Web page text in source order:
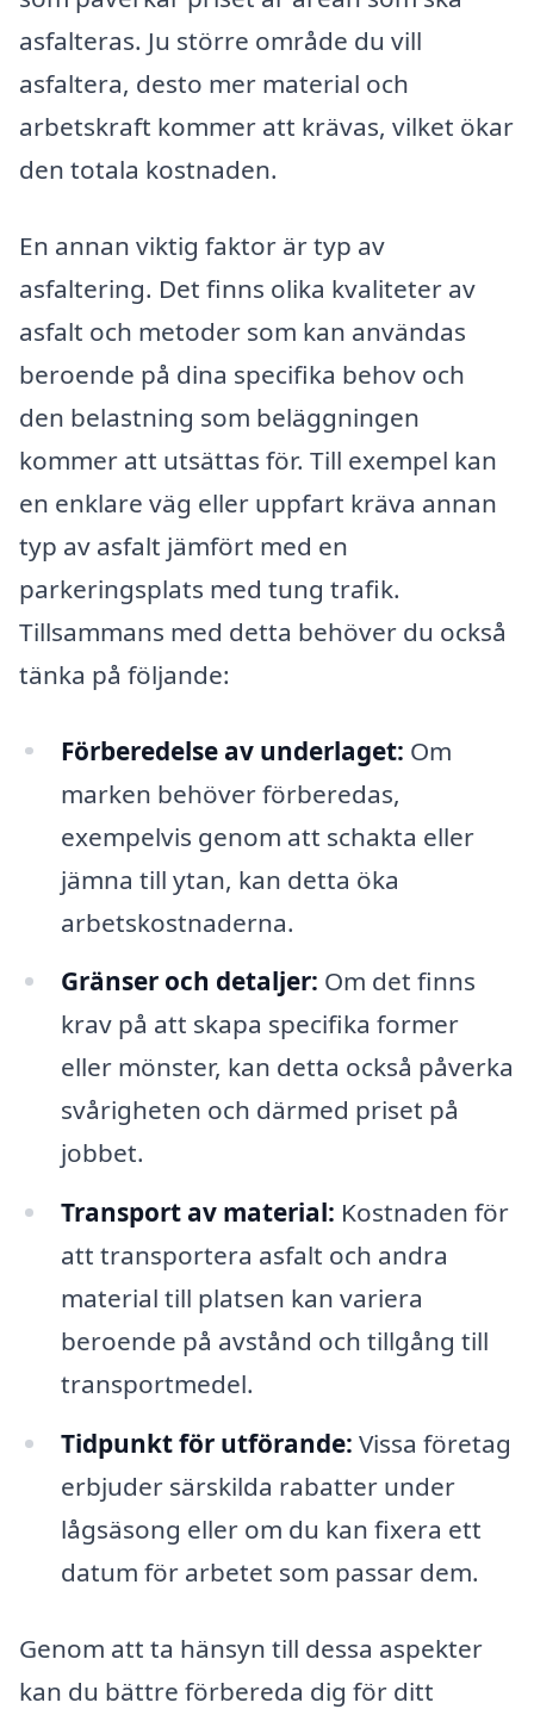
asfalteras. Ju större område du vill
asfaltera, desto mer material och
arbetskraft kommer att krävas, vilket ökar
den totala kostnaden.
En annan viktig faktor är typ av
asfaltering. Det finns olika kvaliteter av
asfalt och metoder som kan användas
beroende på dina specifika behov och
den belastning som beläggningen
kommer att utsättas för. Till exempel kan
en enklare väg eller uppfart kräva annan
typ av asfalt jämfört med en
parkeringsplats med tung trafik.
Tillsammans med detta behöver du också
tänka på följande:
Förberedelse av underlaget: Om
marken behöver förberedas,
exempelvis genom att schakta eller
jämna till ytan, kan detta öka
arbetskostnaderna.
Gränser och detaljer: Om det finns
krav på att skapa specifika former
eller mönster, kan detta också påverka
svårigheten och därmed priset på
jobbet.
Transport av material: Kostnaden för
att transportera asfalt och andra
material till platsen kan variera
beroende på avstånd och tillgång till
transportmedel.
Tidpunkt för utförande: Vissa företag
erbjuder särskilda rabatter under
lågsäsong eller om du kan fixera ett
datum för arbetet som passar dem.
Genom att ta hänsyn till dessa aspekter
kan du bättre förbereda dig för ditt